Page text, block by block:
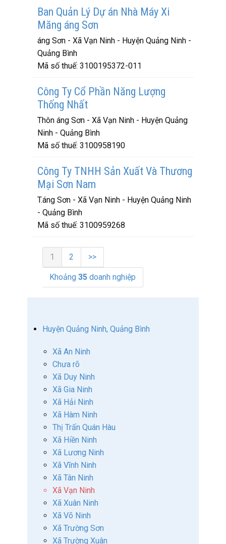
Ban Quản Lý Dự án Nhà Máy Xi
Măng áng Sơn
áng Sơn - Xã Vạn Ninh - Huyện Quảng Ninh -
Quảng Bình
Mã số thuế: 3100195372-011
Công Ty Cổ Phần Năng Lượng
Thống Nhất
Thôn áng Sơn - Xã Vạn Ninh - Huyện Quảng
Ninh - Quảng Bình
Mã số thuế: 3100958190
Công Ty TNHH Sản Xuất Và Thương
Mại Sơn Nam
T.áng Sơn - Xã Vạn Ninh - Huyện Quảng Ninh
- Quảng Bình
Mã số thuế: 3100959268
1 2 >>
Khoảng 35 doanh nghiệp
Huyện Quảng Ninh, Quảng Bình
Xã An Ninh
Chưa rõ
Xã Duy Ninh
Xã Gia Ninh
Xã Hải Ninh
Xã Hàm Ninh
Thị Trấn Quán Hàu
Xã Hiền Ninh
Xã Lương Ninh
Xã Vĩnh Ninh
Xã Tân Ninh
Xã Vạn Ninh
Xã Xuân Ninh
Xã Võ Ninh
Xã Trường Sơn
Xã Trường Xuân